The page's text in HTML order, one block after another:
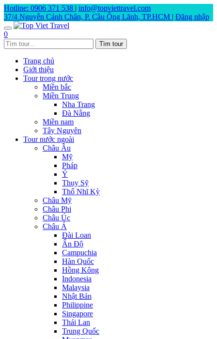
Hotline: 0906 371 538 | info@topviettravel.com
37/4 Nguyễn Cảnh Chân, P. Cầu Ông Lãnh, TP.HCM | Đăng nhập
0
Trang chủ
Giới thiệu
Tour trong nước
Miền bắc
Miền Trung
Nha Trang
Đà Nẵng
Miền nam
Tây Nguyên
Tour nước ngoài
Châu Âu
Mỹ
Pháp
Ý
Thụy Sỹ
Thổ Nhĩ Kỳ
Châu Mỹ
Châu Phi
Châu Úc
Châu Á
Đài Loan
Ấn Độ
Campuchia
Hàn Quốc
Hồng Kông
Indonesia
Malaysia
Nhật Bản
Philippine
Singapore
Thái Lan
Trung Quốc